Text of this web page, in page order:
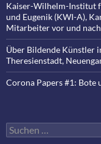
Kaiser-Wilhelm-Institut
und Eugenik (KWI-A),
Mitarbeiter vor und
Über Bildende
Theresienstadt,
Corona Papers #1:
Suchen
nach: